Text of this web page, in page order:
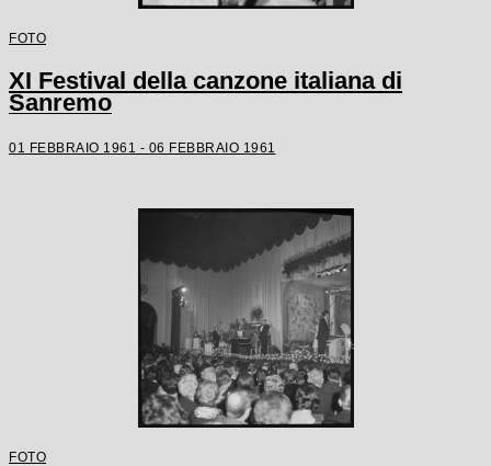
FOTO
XI Festival della canzone italiana di
Sanremo
01 FEBBRAIO 1961 - 06 FEBBRAIO 1961
FOTO